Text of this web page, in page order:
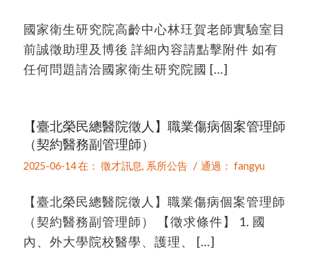
國家衛生研究院高齡中心林玨賀老師實驗室目
前誠徵助理及博後 詳細內容請點擊附件 如有
任何問題請洽國家衛生研究院國 […]
【臺北榮民總醫院徵人】職業傷病個案管理師
（契約醫務副管理師）
2025-06-14 在： 徵才訊息, 系所公告 / 通過： fangyu
【臺北榮民總醫院徵人】職業傷病個案管理師
（契約醫務副管理師） 【徵求條件】 1. 國
內、外大學院校醫學、護理、 […]